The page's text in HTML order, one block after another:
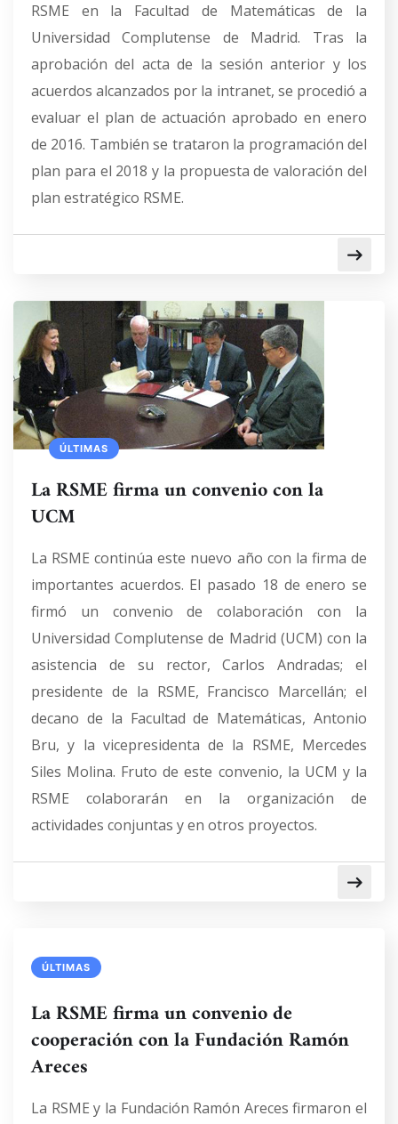
RSME en la Facultad de Matemáticas de la
Universidad Complutense de Madrid. Tras la
aprobación del acta de la sesión anterior y los
acuerdos alcanzados por la intranet, se procedió a
evaluar el plan de actuación aprobado en enero
de 2016. También se trataron la programación del
plan para el 2018 y la propuesta de valoración del
plan estratégico RSME.
ÚLTIMAS
La RSME firma un convenio con la
UCM
La RSME continúa este nuevo año con la firma de
importantes acuerdos. El pasado 18 de enero se
firmó un convenio de colaboración con la
Universidad Complutense de Madrid (UCM) con la
asistencia de su rector, Carlos Andradas; el
presidente de la RSME, Francisco Marcellán; el
decano de la Facultad de Matemáticas, Antonio
Bru, y la vicepresidenta de la RSME, Mercedes
Siles Molina. Fruto de este convenio, la UCM y la
RSME colaborarán en la organización de
actividades conjuntas y en otros proyectos.
ÚLTIMAS
La RSME firma un convenio de
cooperación con la Fundación Ramón
Areces
La RSME y la Fundación Ramón Areces firmaron el